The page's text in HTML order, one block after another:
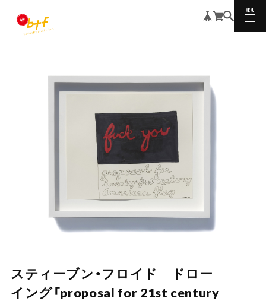
MENU
CLOSE
スティーブン・フロイド ドロー
イング「proposal for 21st century